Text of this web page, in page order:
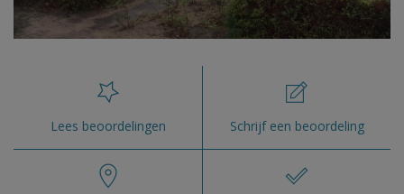
Lees beoordelingen Schrijf een beoordeling